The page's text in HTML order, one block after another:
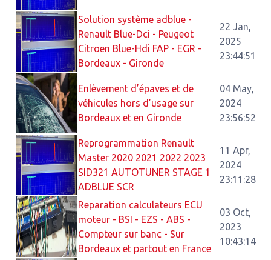
Solution système adblue -
Renault Blue-Dci - Peugeot
Citroen Blue-Hdi FAP - EGR -
Bordeaux - Gironde
22 Jan,
2025
23:44:51
Enlèvement d’épaves et de
véhicules hors d’usage sur
Bordeaux et en Gironde
04 May,
2024
23:56:52
Reprogrammation Renault
Master 2020 2021 2022 2023
SID321 AUTOTUNER STAGE 1
ADBLUE SCR
11 Apr,
2024
23:11:28
Reparation calculateurs ECU
moteur - BSI - EZS - ABS -
Compteur sur banc - Sur
Bordeaux et partout en France
03 Oct,
2023
10:43:14